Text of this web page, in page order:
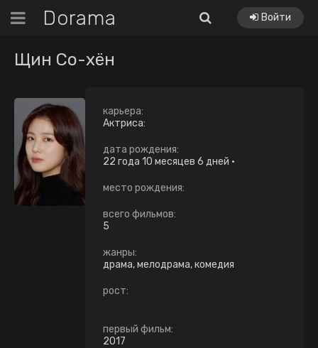
Dorama Войти
Щин Со-хён
карьера:
Актриса:
дата рождения:
22 года 10 месяцев 6 дней •
место рождения:
всего фильмов:
5
жанры:
драма, мелодрама, комедия
рост:
первый фильм:
2017